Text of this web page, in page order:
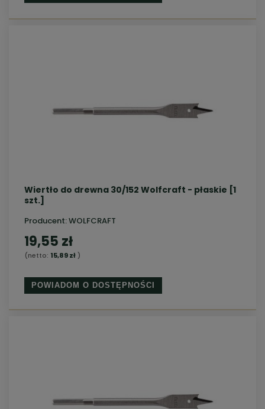
Wiertło do drewna 30/152 Wolfcraft - płaskie [1
szt.]
Producent:WOLFCRAFT
19,55 zł
(netto: 15,89 zł)
POWIADOM O DOSTĘPNOŚCI